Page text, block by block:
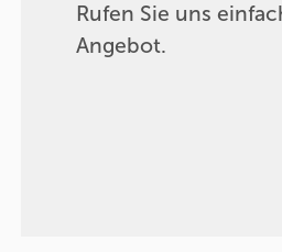
Rufen Sie uns
Angebot.